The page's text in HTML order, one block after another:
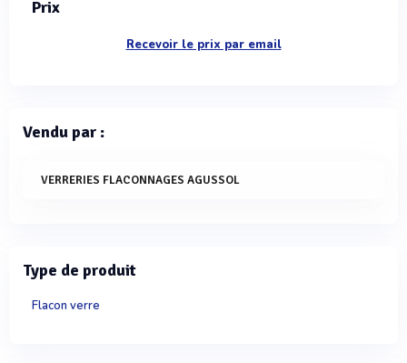
Prix
Recevoir le prix par email
Vendu par :
VERRERIES FLACONNAGES AGUSSOL
Type de produit
Flacon verre